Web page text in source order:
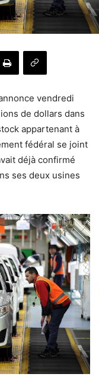
vendredi
de dollars dans
appartenant à
fédéral se joint
déjà confirmé
ses deux usines